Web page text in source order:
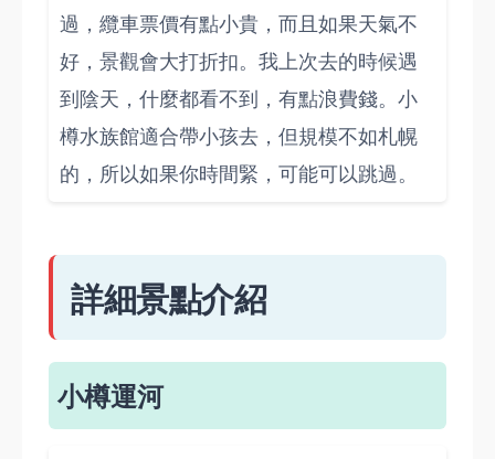
過，纜車票價有點小貴，而且如果天氣不
好，景觀會大打折扣。我上次去的時候遇
到陰天，什麼都看不到，有點浪費錢。小
樽水族館適合帶小孩去，但規模不如札幌
的，所以如果你時間緊，可能可以跳過。
詳細景點介紹
小樽運河